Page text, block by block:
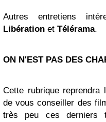
Autres entretiens
Libération et Télérama.
ON N'EST PAS DES
Cette rubrique reprendra
de vous conseiller des
très peu ces derniers